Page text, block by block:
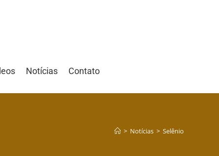
Notícias Contato
> Notícias > Selênio